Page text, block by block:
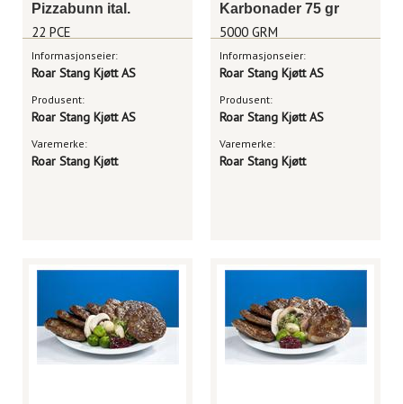
Pizzabunn ital.
22 PCE
Informasjonseier:
Roar Stang Kjøtt AS
Produsent:
Roar Stang Kjøtt AS
Varemerke:
Roar Stang Kjøtt
Karbonader 75 gr
5000 GRM
Informasjonseier:
Roar Stang Kjøtt AS
Produsent:
Roar Stang Kjøtt AS
Varemerke:
Roar Stang Kjøtt